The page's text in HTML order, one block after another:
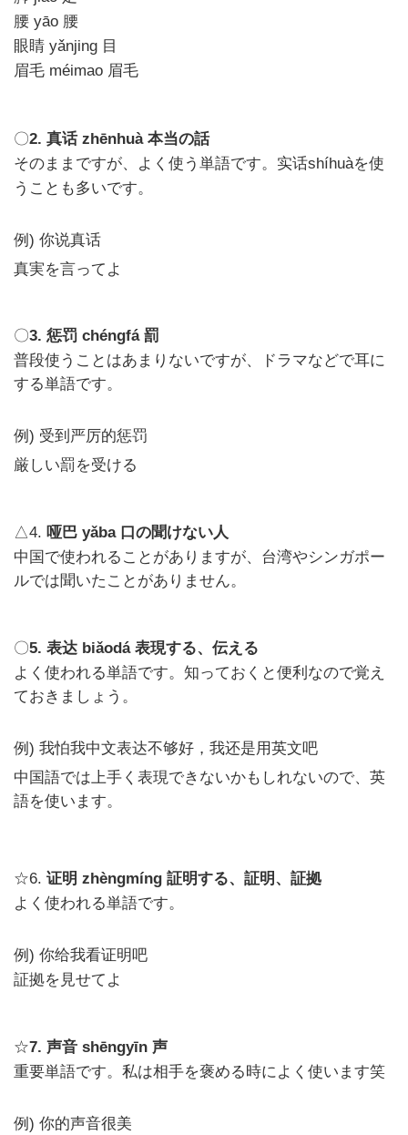
腰 yāo 腰
眼睛 yǎnjing 目
眉毛 méimao 眉毛
〇2. 真话 zhēnhuà本当の話
そのままですが、よく使う単語です。 实话shíhuàを使
うことも多いです。
例) 你说真话
真実を言ってよ
〇3. 惩罚 chéngfá罰
普段使うことはあまりないですが、ドラマなどで耳に
する単語です。
例) 受到严厉的惩罚
厳しい罰を受ける
△4. 哑巴 yǎba口の聞けない人
中国で使われることがありますが、台湾やシンガポー
ルでは聞いたことがありません。
〇5. 表达 biǎodá表現する、伝える
よく使われる単語です。知っておくと便利なので覚え
ておきましょう。
例) 我怕我中文表达不够好，我还是用英文吧
中国語では上手く表現できないかもしれないので、英
語を使います。
☆6. 证明 zhèngmíng 証明する、証明、証拠
よく使われる単語です。
例) 你给我看证明吧
証拠を見せてよ
☆7. 声音 shēngyīn 声
重要単語です。私は相手を褒める時によく使います笑
例) 你的声音很美